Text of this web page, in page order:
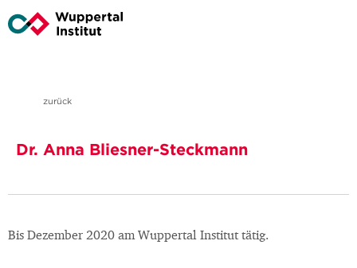
zurück
Dr. Anna Bliesner-Steckmann
Bis Dezember 2020 am Wuppertal Institut tätig.